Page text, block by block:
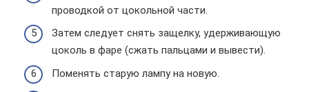
проводкой от цокольной части.
Затем следует снять защелку, удерживающую
цоколь в фаре (сжать пальцами и вывести).
Поменять старую лампу на новую.